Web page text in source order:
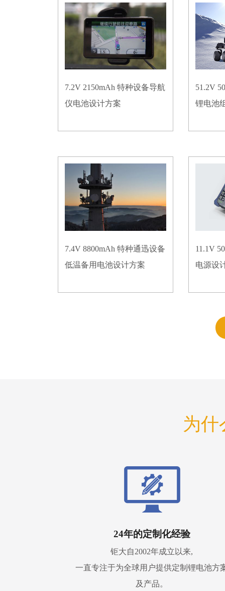
7.2V 2150mAh 特种设备导航
仪电池设计方案
51.2V
锂电池
7.4V 8800mAh 特种通迅设备
低温备用电池设计方案
11.1V
电源设
为什
24年的定制化经验
钜大自2002年成立以来,
一直专注于为全球用户提供定制锂电池方
及产品。